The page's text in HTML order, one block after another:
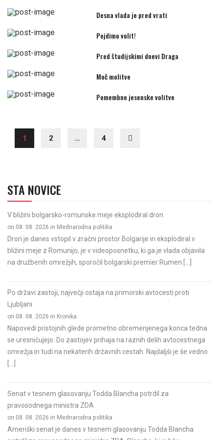
Desna vlada je pred vrati
Pojdimo volit!
Pred študijskimi dnevi Draga
Moč molitve
Pomembne jesenske volitve
1 2 … 4
STA NOVICE
V bližini bolgarsko-romunske meje eksplodiral dron
on 08. 08. 2026 in Mednarodna politika
Dron je danes vstopil v zračni prostor Bolgarije in eksplodiral v
bližini meje z Romunijo, je v videoposnetku, ki ga je vlada objavila
na družbenih omrežjih, sporočil bolgarski premier Rumen […]
Po državi zastoji, največji ostaja na primorski avtocesti proti
Ljubljani
on 08. 08. 2026 in Kronika
Napovedi pristojnih glede prometno obremenjenega konca tedna
se uresničujejo. Do zastojev prihaja na raznih delih avtocestnega
omrežja in tudi na nekaterih državnih cestah. Najdaljši je še vedno
Senat v tesnem glasovanju Todda Blancha potrdil za
pravosodnega ministra ZDA
on 08. 08. 2026 in Mednarodna politika
Ameriški senat je danes v tesnem glasovanju Todda Blancha